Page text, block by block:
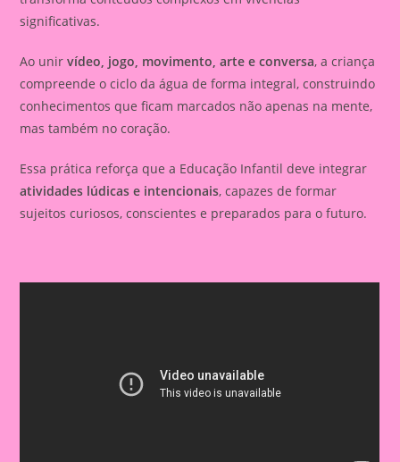
significativas.
Ao unirvídeo, jogo, movimento, arte e conversa, a criança
compreende o ciclo da água de forma integral, construindo
conhecimentos que ficam marcados não apenas na mente,
mas também no coração.
Essa prática reforça que a Educação Infantil deve integrar
atividades lúdicas e intencionais, capazes de formar
sujeitos curiosos, conscientes e preparados para o futuro.